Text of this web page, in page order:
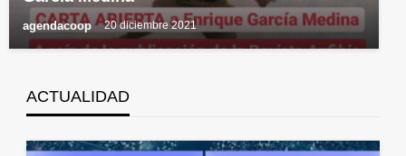
agendacoop 20 diciembre 2021
ACTUALIDAD